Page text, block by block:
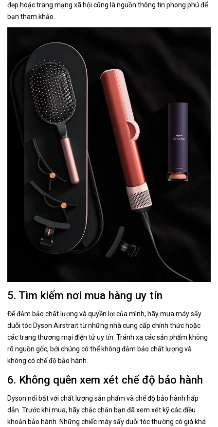
đẹp hoặc trang mạng xã hội cũng là nguồn thông tin phong phú để
bạn tham khảo.
5. Tìm kiếm nơi mua hàng uy tín
Để đảm bảo chất lượng và quyền lợi của mình, hãy mua máy sấy
duỗi tóc Dyson Airstrait từ những nhà cung cấp chính thức hoặc
các trang thương mại điện tử uy tín. Tránh xa các sản phẩm không
rõ nguồn gốc, bởi chúng có thể không đảm bảo chất lượng và
không có chế độ bảo hành.
6. Không quên xem xét chế độ bảo hành
Dyson nổi bật với chất lượng sản phẩm và chế độ bảo hành hấp
dẫn. Trước khi mua, hãy chắc chắn bạn đã xem xét kỹ các điều
khoản bảo hành. Những chiếc máy sấy duỗi tóc thường có giá khá